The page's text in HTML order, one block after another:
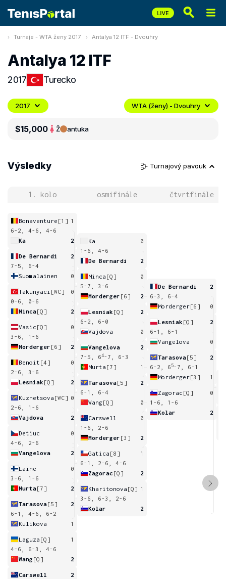
Turnaje - WTA ženy 2017 Antalya 12 ITF - Dvouhry
Antalya 12 ITF
2017 Turecko
2017 WTA (ženy) - Dvouhry
$15,000 Ž antuka
Výsledky Turnajový pavouk
1. kolo osmifinále čtvrtfinále
Bonaventure [1] 1
6-2, 4-6, 4-6
Ka
2
De Bernardi
2
7-5, 6-4
Suomalainen
0
Takunyaci [WC]
0
0-6, 0-6
Minca[Q] 2
Vasic [Q]
0
3-6, 1-6
Morderger [6] 2
Benoit [4]
0
2-6, 3-6
Lesniak [Q] 2
Kuznetsova [WC] 0
2-6, 1-6
Vajdova
2
Detiuc
0
4-6, 2-6
Vangelova
2
Laine
0
3-6, 1-6
Murta[7] 2
Tarasova[5]
2
6-1, 4-6, 6-2
Kulikova
1
Laguza [Q]
1
4-6, 6-3, 4-6
Wang [Q] 2
Carswell
2
Ka
0
1-6, 4-6
De Bernardi
2
Minca [Q]
0
5-7, 3-6
Morderger [6] 2
Lesniak [Q]
2
6-2, 6-0
Vajdova
0
Vangelova
2
7-5, 64-7, 6-3
Murta [7] 1
Tarasova[5]
2
6-1, 6-4
Wang[Q] 0
Carswell
0
1-6, 2-6
Morderger [3] 2
Gatica [8]
1
6-1, 2-6, 4-6
Zagorac [Q] 2
Kharitonova [Q] 1
3-6, 6-3, 2-6
Kolar
2
De Bernardi
2
6-3, 6-4
Morderger[6] 0
Lesniak [Q]
2
6-1, 6-1
Vangelova
0
Tarasova[5]
2
6-2, 6 5-7, 6-1
Morderger[3] 1
Zagorac [Q]
0
1-6, 1-6
Kolar
2